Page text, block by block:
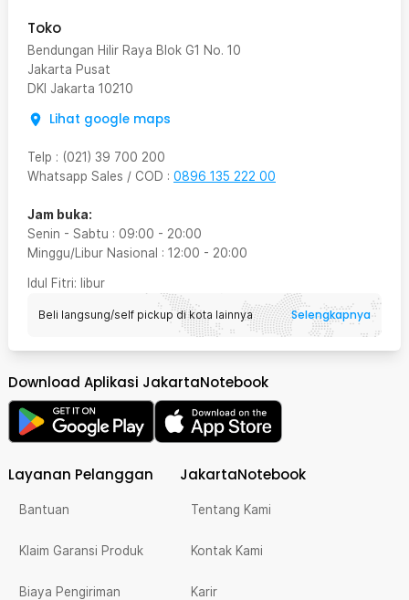
Toko
Bendungan Hilir Raya Blok G1 No. 10
Jakarta Pusat
DKI Jakarta 10210
Lihat google maps
Telp : (021) 39 700 200
Whatsapp Sales / COD : 0896 135 222 00
Jam buka:
Senin - Sabtu : 09:00 - 20:00
Minggu/Libur Nasional : 12:00 - 20:00
Idul Fitri: libur
Beli langsung/self pickup di kota lainnya Selengkapnya
Download Aplikasi JakartaNotebook
Layanan Pelanggan
Bantuan
Klaim Garansi Produk
Biaya Pengiriman
JakartaNotebook
Tentang Kami
Kontak Kami
Karir